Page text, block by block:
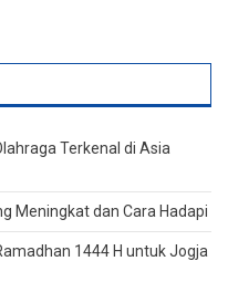
Terkenal di Asia
Meningkat dan Cara Hadapi
1444 H untuk Jogja